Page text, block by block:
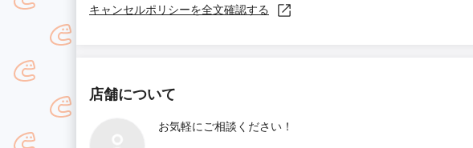
キャンセルポリシーを全文確認する
店舗について
お気軽にご相談ください！